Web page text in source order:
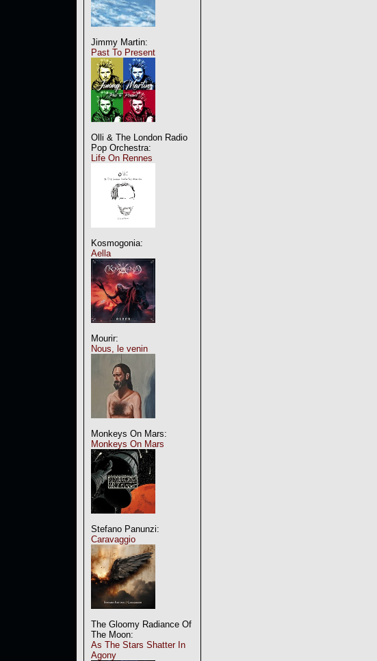
Jimmy Martin:
Past To Present
Olli & The London Radio
Pop Orchestra:
Life On Rennes
Kosmogonia:
Aella
Mourir:
Nous, le venin
Monkeys On Mars:
Monkeys On Mars
Stefano Panunzi:
Caravaggio
The Gloomy Radiance Of
The Moon:
As The Stars Shatter In
Agony